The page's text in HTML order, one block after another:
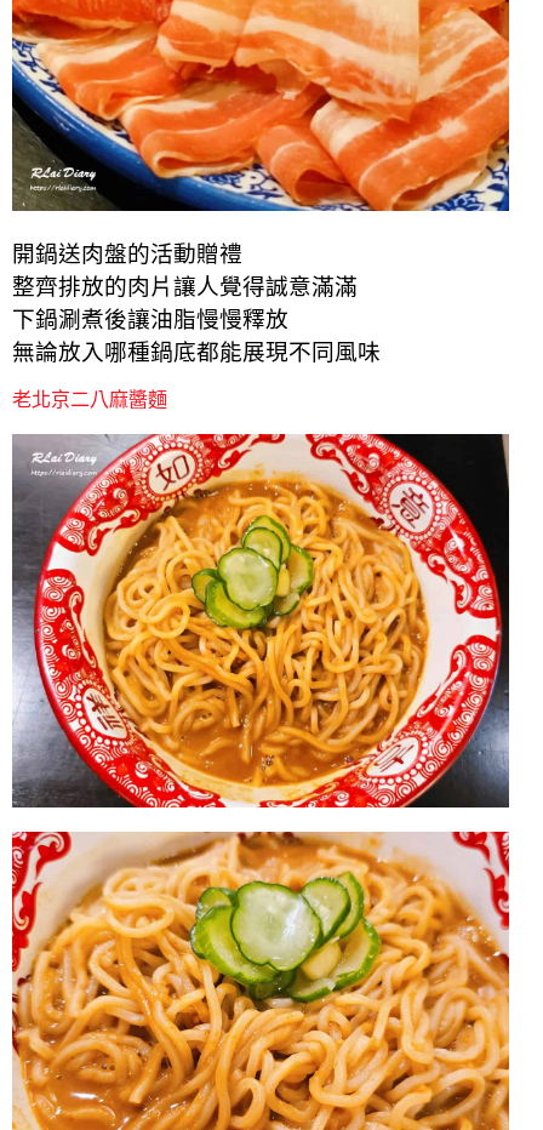
開鍋送肉盤的活動贈禮
整齊排放的肉片讓人覺得誠意滿滿
下鍋涮煮後讓油脂慢慢釋放
無論放入哪種鍋底都能展現不同風味
老北京二八麻醬麵